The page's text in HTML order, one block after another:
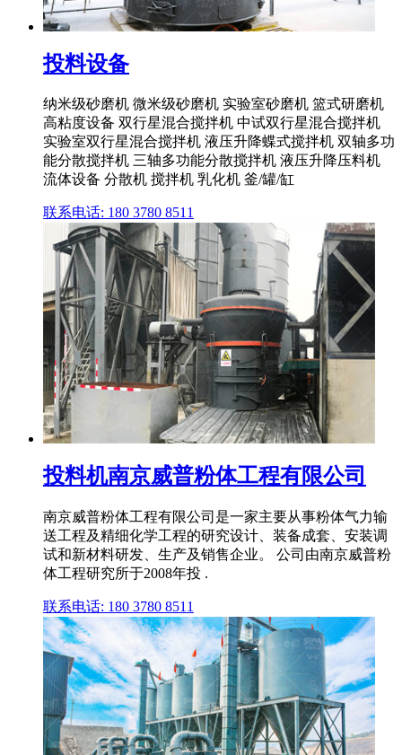
投料设备
纳米级砂磨机 微米级砂磨机 实验室砂磨机 篮式研磨机
高粘度设备 双行星混合搅拌机 中试双行星混合搅拌机
实验室双行星混合搅拌机 液压升降蝶式搅拌机 双轴多功
能分散搅拌机 三轴多功能分散搅拌机 液压升降压料机
流体设备 分散机 搅拌机 乳化机 釜/罐/缸
联系电话: 180 3780 8511
投料机南京威普粉体工程有限公司
南京威普粉体工程有限公司是一家主要从事粉体气力输
送工程及精细化学工程的研究设计、装备成套、安装调
试和新材料研发、生产及销售企业。 公司由南京威普粉
体工程研究所于2008年投 .
联系电话: 180 3780 8511